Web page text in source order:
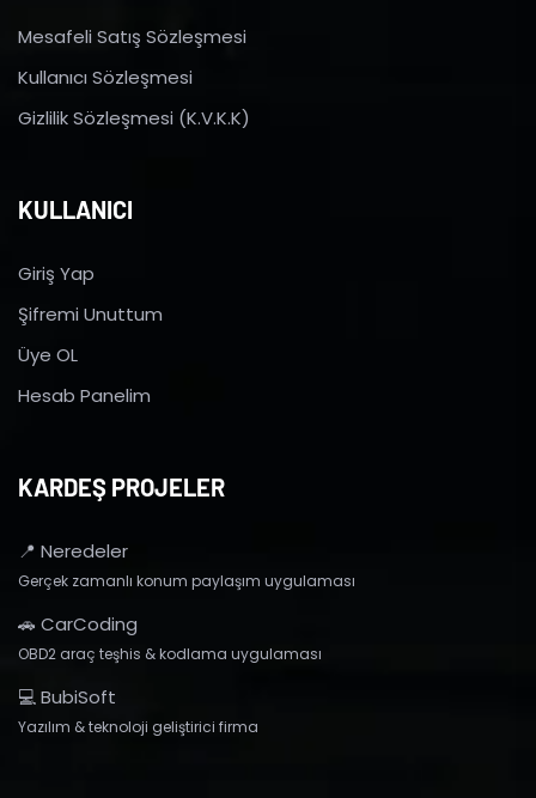
Mesafeli Satış Sözleşmesi
Kullanıcı Sözleşmesi
Gizlilik Sözleşmesi (K.V.K.K)
KULLANICI
Giriş Yap
Şifremi Unuttum
Üye OL
Hesab Panelim
KARDEŞ PROJELER
📍 Neredeler
Gerçek zamanlı konum paylaşım uygulaması
🚗 CarCoding
OBD2 araç teşhis & kodlama uygulaması
💻 BubiSoft
Yazılım & teknoloji geliştirici firma